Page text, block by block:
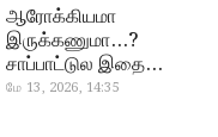
ஆரோக்கியமா
இருக்கணுமா…?
சாப்பாட்டுல இதை
எல்லாம்
மே 13, 2026, 14:35